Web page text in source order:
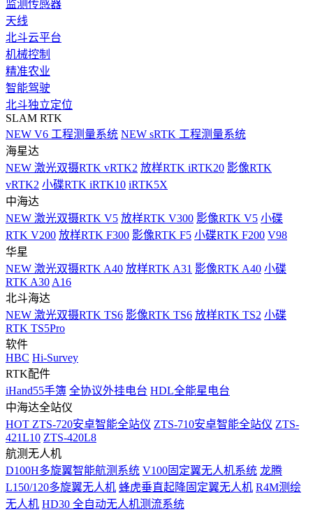
监测传感器
天线
北斗云平台
机械控制
精准农业
智能驾驶
北斗独立定位
SLAM RTK
NEW V6 工程测量系统 NEW sRTK 工程测量系统
海星达
NEW 激光双摄RTK vRTK2 放样RTK iRTK20 影像RTK
vRTK2 小碟RTK iRTK10 iRTK5X
中海达
NEW 激光双摄RTK V5 放样RTK V300 影像RTK V5 小碟
RTK V200 放样RTK F300 影像RTK F5 小碟RTK F200 V98
华星
NEW 激光双摄RTK A40 放样RTK A31 影像RTK A40 小碟
RTK A30 A16
北斗海达
NEW 激光双摄RTK TS6 影像RTK TS6 放样RTK TS2 小碟
RTK TS5Pro
软件
HBC Hi-Survey
RTK配件
iHand55手簿 全协议外挂电台 HDL全能星电台
中海达全站仪
HOT ZTS-720安卓智能全站仪 ZTS-710安卓智能全站仪 ZTS-
421L10 ZTS-420L8
航测无人机
D100H多旋翼智能航测系统 V100固定翼无人机系统 龙腾
L150/120多旋翼无人机 蜂虎垂直起降固定翼无人机 R4M测绘
无人机 HD30 全自动无人机测流系统